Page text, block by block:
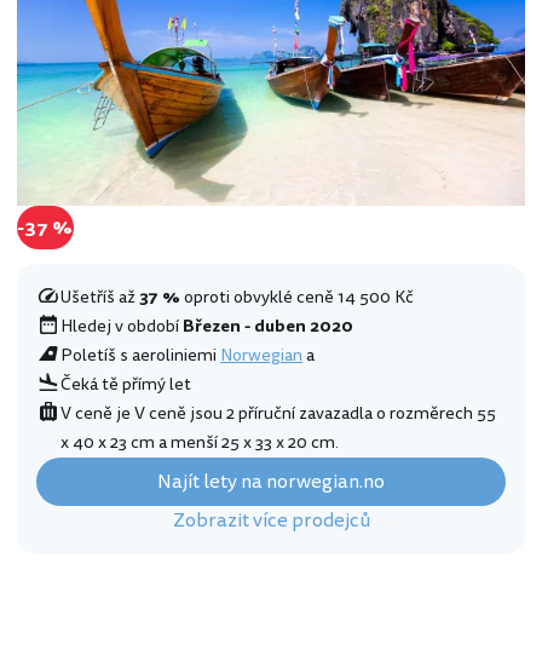
-37 %
Ušetříš až37 %oproti obvyklé ceně 14 500 Kč
Hledej v obdobíBřezen - duben 2020
Poletíš s aeroliniemiNorwegiana
Čeká tě přímý let
V ceně je V ceně jsou 2 příruční zavazadla o rozměrech 55
x 40 x 23 cm a menší 25 x 33 x 20 cm.
Najít lety na norwegian.no
Zobrazit více prodejců